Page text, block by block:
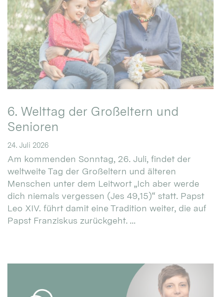
6. Welttag der Großeltern und
Senioren
24. Juli 2026
Am kommenden Sonntag, 26. Juli, findet der
weltweite Tag der Großeltern und älteren
Menschen unter dem Leitwort „Ich aber werde
dich niemals vergessen (Jes 49,15)“ statt. Papst
Leo XIV. führt damit eine Tradition weiter, die auf
Papst Franziskus zurückgeht. ...